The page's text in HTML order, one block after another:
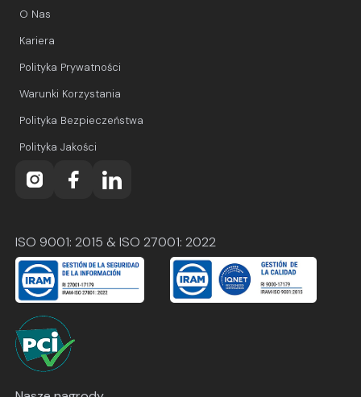
O Nas
Kariera
Polityka Prywatności
Warunki Korzystania
Polityka Bezpieczeństwa
Polityka Jakości
ISO 9001: 2015 & ISO 27001: 2022